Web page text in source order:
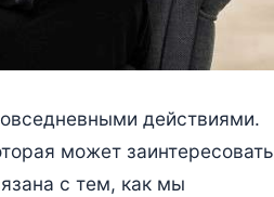
действиями.
может заинтересовать
с тем, как мы